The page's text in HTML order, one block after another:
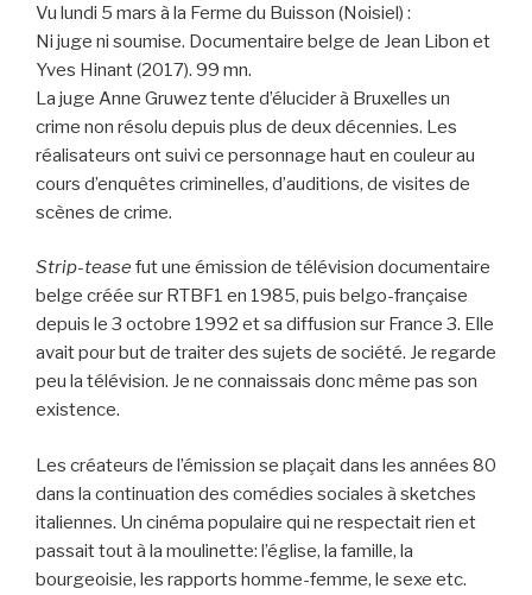
Vu lundi 5 mars à la Ferme du Buisson (Noisiel) :
Ni juge ni soumise. Documentaire belge de Jean Libon et
Yves Hinant (2017). 99 mn.
La juge Anne Gruwez tente d’élucider à Bruxelles un
crime non résolu depuis plus de deux décennies. Les
réalisateurs ont suivi ce personnage haut en couleur au
cours d’enquêtes criminelles, d’auditions, de visites de
scènes de crime.
Strip-tease fut une émission de télévision documentaire
belge créée sur RTBF1 en 1985, puis belgo-française
depuis le 3 octobre 1992 et sa diffusion sur France 3. Elle
avait pour but de traiter des sujets de société. Je regarde
peu la télévision. Je ne connaissais donc même pas son
existence.
Les créateurs de l’émission se plaçait dans les années 80
dans la continuation des comédies sociales à sketches
italiennes. Un cinéma populaire qui ne respectait rien et
passait tout à la moulinette: l’église, la famille, la
bourgeoisie, les rapports homme-femme, le sexe etc.